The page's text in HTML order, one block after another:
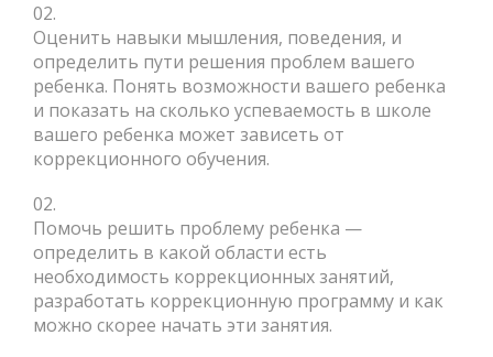
02.
Оценить навыки мышления, поведения, и
определить пути решения проблем вашего
ребенка. Понять возможности вашего ребенка
и показать на сколько успеваемость в школе
вашего ребенка может зависеть от
коррекционного обучения.
02.
Помочь решить проблему ребенка —
определить в какой области есть
необходимость коррекционных занятий,
разработать коррекционную программу и как
можно скорее начать эти занятия.